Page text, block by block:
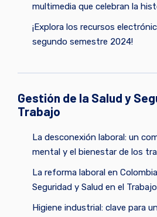
multimedia que celebran la
¡Explora los recursos
segundo semestre 2024!
Gestión de la Salud y
Trabajo
La desconexión laboral: un
mental y el bienestar de los
La reforma laboral en
Seguridad y Salud en el Trabajo
Higiene industrial: clave para